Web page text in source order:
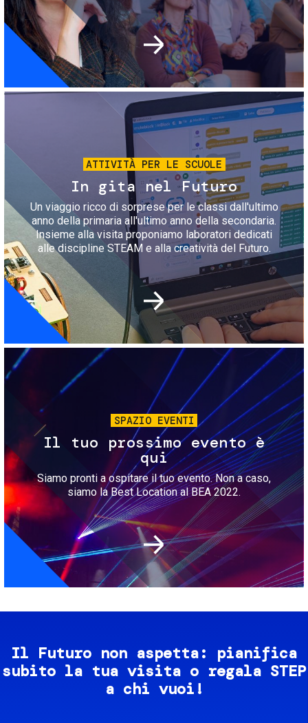
Immagine
ATTIVITÀ PER LE SCUOLE
In gita nel Futuro
Un viaggio ricco di sorprese per le classi dall'ultimo
anno della primaria all'ultimo anno della secondaria.
Insieme alla visita proponiamo laboratori dedicati
alle discipline STEAM e alla creatività del Futuro.
Immagine
SPAZIO EVENTI
Il tuo prossimo evento è
qui
Siamo pronti a ospitare il tuo evento. Non a caso,
siamo la Best Location al BEA 2022.
Il Futuro non aspetta: pianifica
subito la tua visita o regala STEP
a chi vuoi!